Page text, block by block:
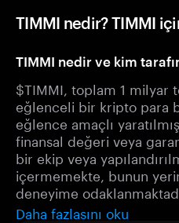
TIMMI nedir? TIMMI
TIMMI nedir ve kim
$TIMMI, toplam 1 milyar
eğlenceli bir kripto para
eğlence amaçlı
finansal değeri veya
bir ekip veya
içermemekte, bunun
deneyime
Daha fazlasını oku